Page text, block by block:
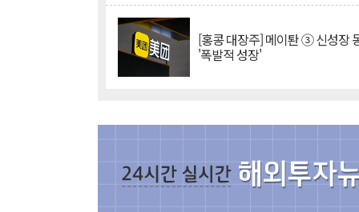
[홍콩 대장주] 메이퇀 ③ 신성장
'폭발적 성장'